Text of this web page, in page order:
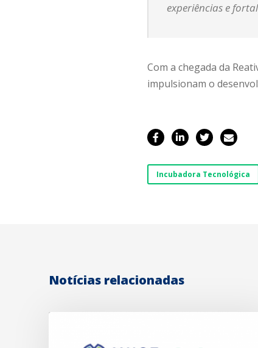
experiências e
Com a chegada da
impulsionam o
Incubadora Tecnológica
Notícias relacionadas